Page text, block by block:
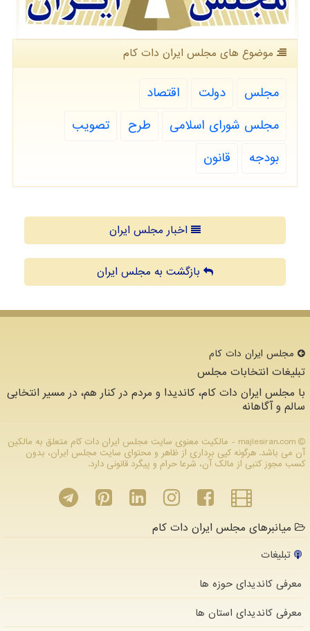
موضوع های مجلس ایران دات كام
مجلس دولت
اقتصاد
مجلس شورای اسلامی
طرح
تصویب
بودجه
قانون
اخبار مجلس ایران
بازگشت به مجلس ایران
مجلس ایران دات كام
تبلیغات انتخابات مجلس
با مجلس ایران دات کام، کاندیدا و مردم در کنار هم، در مسیر انتخابی
سالم و آگاهانه
majlesiran.com - مالکیت معنوی سایت مجلس ایران دات كام متعلق به مالکین
آن می باشد. هرگونه کپی برداری از ظاهر و محتوای سایت مجلس ایران، بدون
کسب مجوز کتبی از مالک آن، شرعا حرام و پیگرد قانونی دارد.
میانبرهای مجلس ایران دات کام
تبلیغات
معرفی کاندیدای حوزه ها
معرفی کاندیدای استان ها